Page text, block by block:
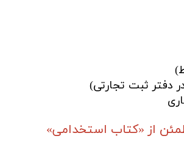
دفتر ثبت تجارتی)
از «کتاب استخدامی»